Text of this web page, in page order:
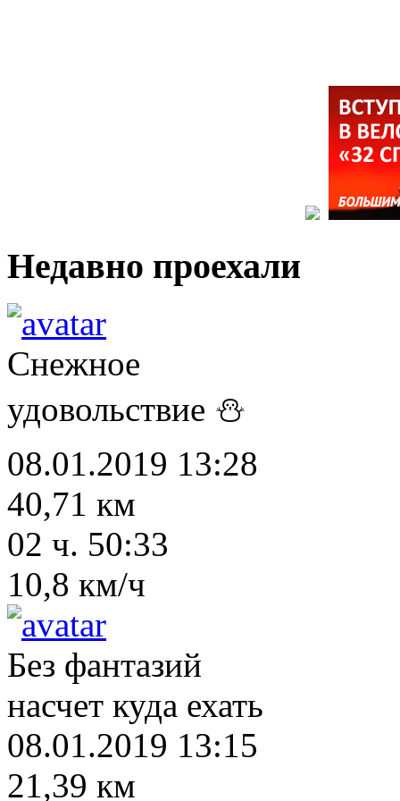
Недавно проехали
Снежное
удовольствие ⛄
08.01.2019 13:28
40,71 км
02 ч. 50:33
10,8 км/ч
Без фантазий
насчет куда ехать
08.01.2019 13:15
21,39 км